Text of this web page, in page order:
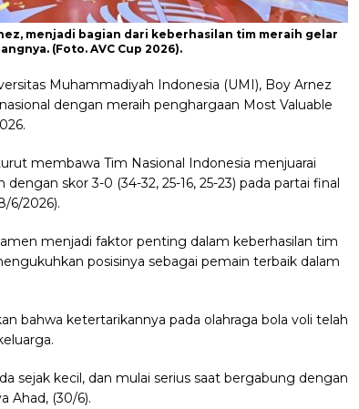
menjadi bagian dari keberhasilan tim meraih gelar
(Foto. AVC Cup 2026).
Muhammadiyah Indonesia (UMI), Boy Arnez
dengan meraih penghargaan Most Valuable
membawa Tim Nasional Indonesia menjuarai
skor 3-0 (34-32, 25-16, 25-23) pada partai final
6/2026).
menjadi faktor penting dalam keberhasilan tim
posisinya sebagai pemain terbaik dalam
bahwa ketertarikannya pada olahraga bola voli telah
sejak kecil, dan mulai serius saat bergabung dengan
Ahad, (30/6).